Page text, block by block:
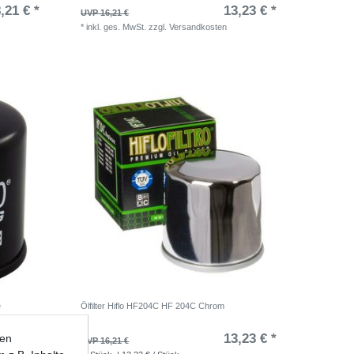
€ * UVP 16,21 € 13,23 € *
*inkl. ges. MwSt. zzgl.Versandkosten
€ *
Ölfilter Hiflo HF204C HF 204C Chrom
UVP 16,21 € 13,23 € *